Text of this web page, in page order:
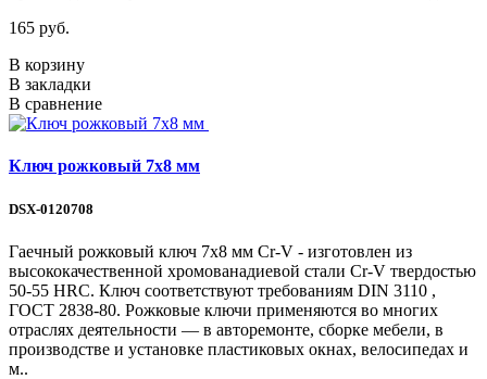
165 руб.
В корзину
В закладки
В сравнение
Ключ рожковый 7х8 мм
DSX-0120708
Гаечный рожковый ключ 7х8 мм Cr-V - изготовлен из
высококачественной хромованадиевой стали Cr-V твердостью
50-55 HRС. Ключ соответствуют требованиям DIN 3110 ,
ГОСТ 2838-80. Рожковые ключи применяются во многих
отраслях деятельности — в авторемонте, сборке мебели, в
производстве и установке пластиковых окнах, велосипедах и
м..